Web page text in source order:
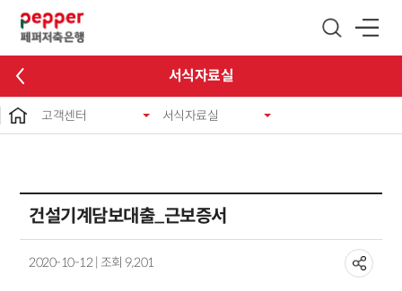
서식자료실
고객센터 서식자료실
건설기계담보대출_근보증서
2020-10-12 | 조회 9,201